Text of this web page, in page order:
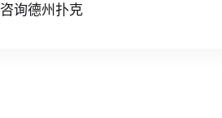
咨询德州扑克